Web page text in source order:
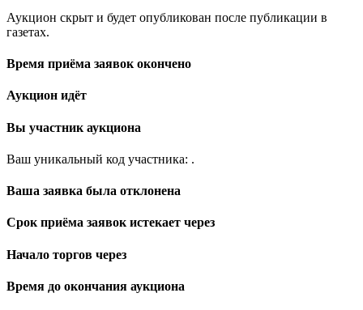
Аукцион скрыт и будет опубликован после публикации в
газетах.
Время приёма заявок окончено
Аукцион идёт
Вы участник аукциона
Ваш уникальный код участника: .
Ваша заявка была отклонена
Срок приёма заявок истекает через
Начало торгов через
Время до окончания аукциона